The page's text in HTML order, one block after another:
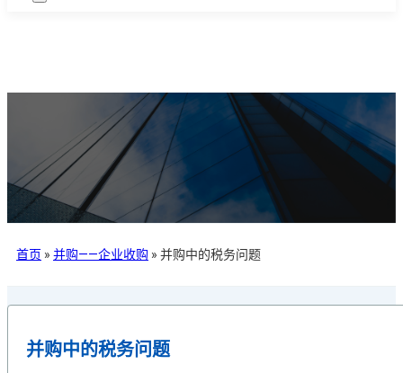
首页 » 并购——企业收购 » 并购中的税务问题
并购中的税务问题